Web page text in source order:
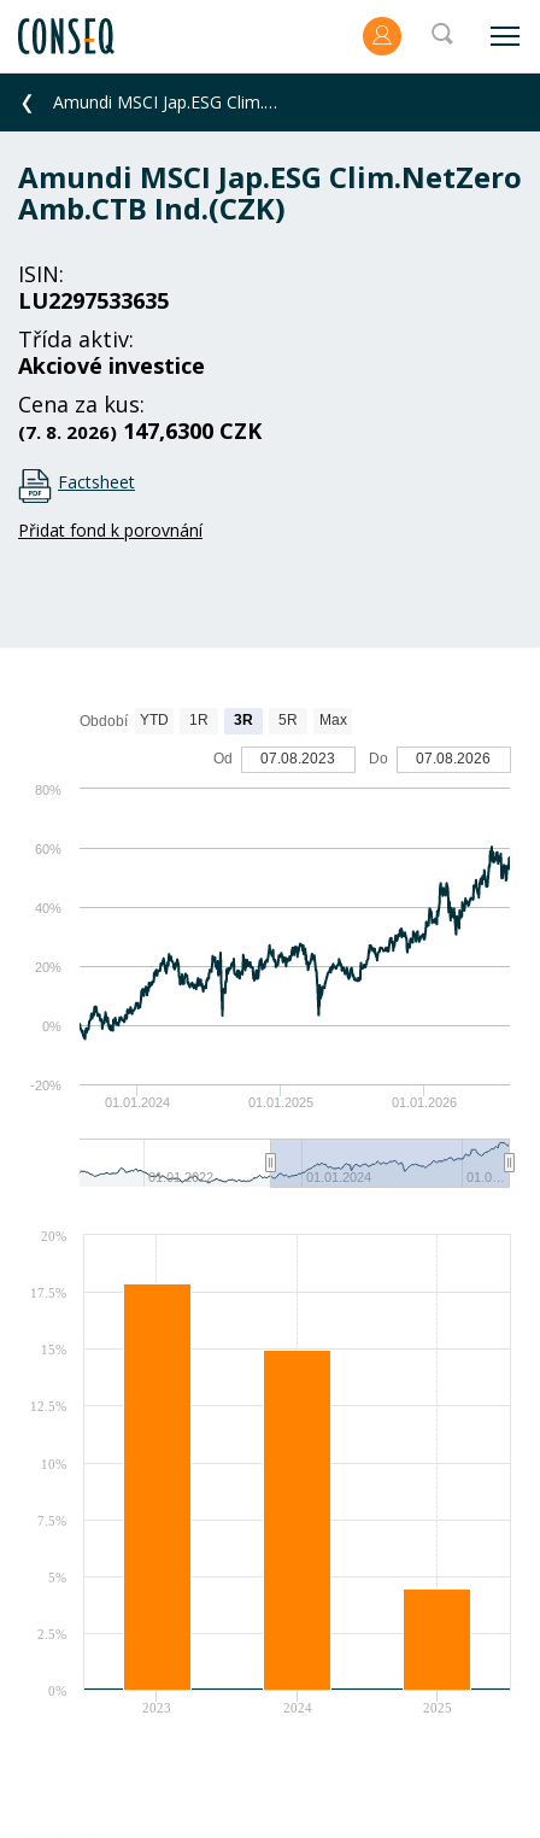
Amundi MSCI Jap.ESG Clim.NetZero Amb.CTB Ind.(CZK)
Amundi MSCI Jap.ESG Clim.NetZero
Amb.CTB Ind.(CZK)
ISIN:
LU2297533635
Třída aktiv:
Akciové investice
Cena za kus:
(7. 8. 2026) 147,6300 CZK
Factsheet
Přidat fond k porovnání
01.01.2024 01.01.2025 01.01.2026
01.01.2022 01.01.2024 01.0…
0%
20%
40%
60%
-20%
80%
Období YTD 1R 3R 5R Max
Od 07.08.2023 Do 07.08.2026
2023 2024 2025
0%
2.5%
5%
7.5%
10%
12.5%
15%
17.5%
20%